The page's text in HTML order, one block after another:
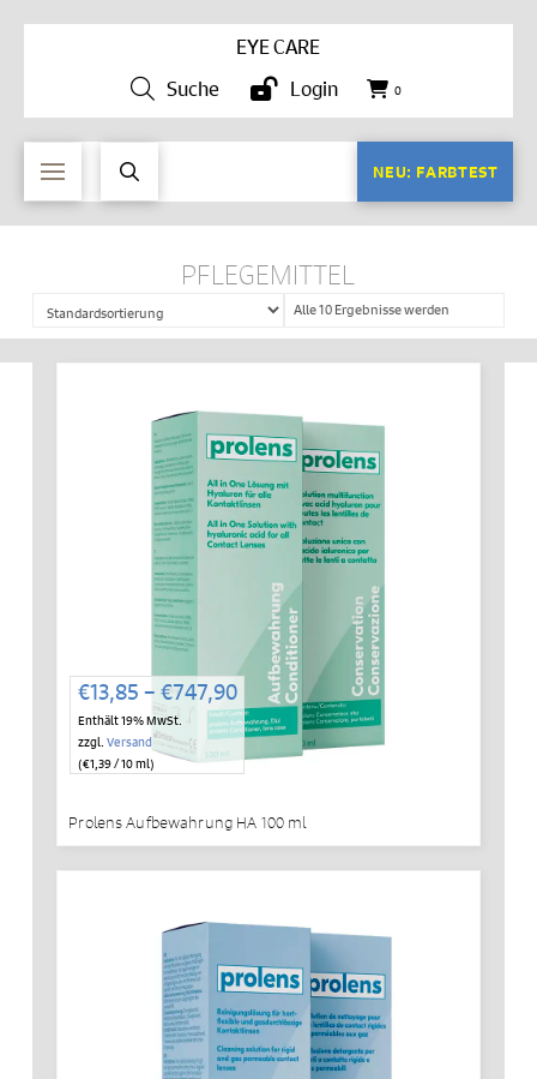
EYE CARE
Suche
Login 0
NEU: FARBTEST
PFLEGEMITTEL
Alle 10 Ergebnisse werden
angezeigt
€13,85 – €747,90Preisspanne:
€13,85
bis
€747,90
Enthält 19% MwSt.
zzgl. Versand
(€1,39/ 10 ml)
Prolens Aufbewahrung HA 100 ml